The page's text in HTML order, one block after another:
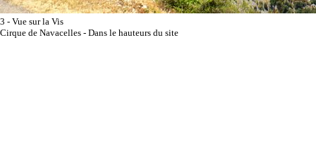
3 - Vue sur la Vis
Cirque de Navacelles - Dans le hauteurs du site